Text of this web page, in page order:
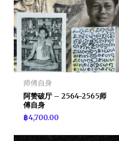
师傅自身
阿赞破厅 – 2564-2565师
傅自身
฿4,700.00